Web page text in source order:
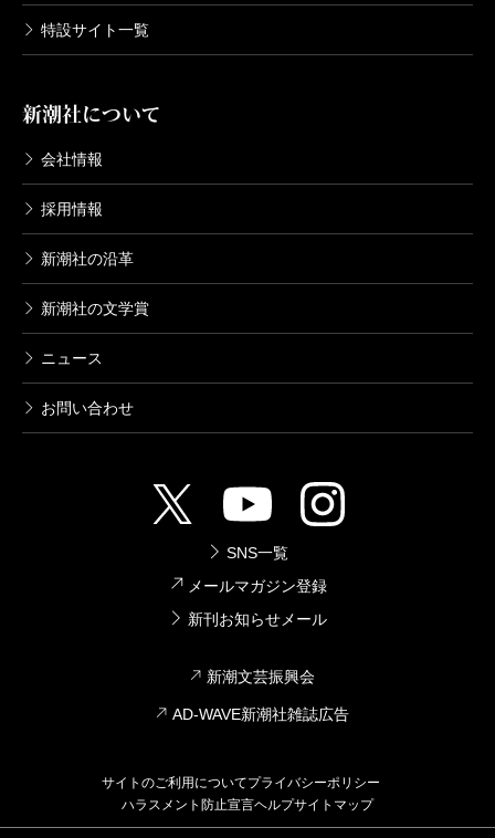
特設サイト一覧
新潮社について
会社情報
採用情報
新潮社の沿革
新潮社の文学賞
ニュース
お問い合わせ
SNS一覧
メールマガジン登録
新刊お知らせメール
新潮文芸振興会
AD-WAVE新潮社雑誌広告
サイトのご利用についてプライバシーポリシー
ハラスメント防止宣言ヘルプサイトマップ